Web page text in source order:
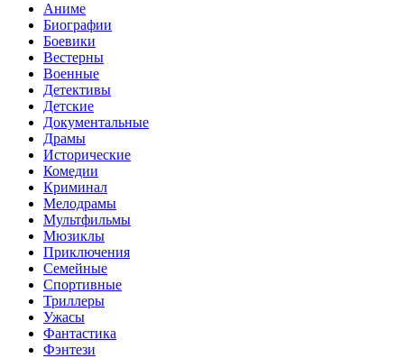
Аниме
Биографии
Боевики
Вестерны
Военные
Детективы
Детские
Документальные
Драмы
Исторические
Комедии
Криминал
Мелодрамы
Мультфильмы
Мюзиклы
Приключения
Семейные
Спортивные
Триллеры
Ужасы
Фантастика
Фэнтези